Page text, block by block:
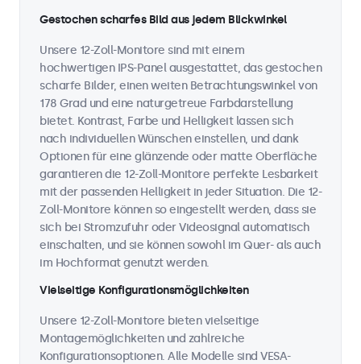
Gestochen scharfes Bild aus jedem Blickwinkel
Unsere 12-Zoll-Monitore sind mit einem
hochwertigen IPS-Panel ausgestattet, das gestochen
scharfe Bilder, einen weiten Betrachtungswinkel von
178 Grad und eine naturgetreue Farbdarstellung
bietet. Kontrast, Farbe und Helligkeit lassen sich
nach individuellen Wünschen einstellen, und dank
Optionen für eine glänzende oder matte Oberfläche
garantieren die 12-Zoll-Monitore perfekte Lesbarkeit
mit der passenden Helligkeit in jeder Situation. Die 12-
Zoll-Monitore können so eingestellt werden, dass sie
sich bei Stromzufuhr oder Videosignal automatisch
einschalten, und sie können sowohl im Quer- als auch
im Hochformat genutzt werden.
Vielseitige Konfigurationsmöglichkeiten
Unsere 12-Zoll-Monitore bieten vielseitige
Montagemöglichkeiten und zahlreiche
Konfigurationsoptionen. Alle Modelle sind VESA-